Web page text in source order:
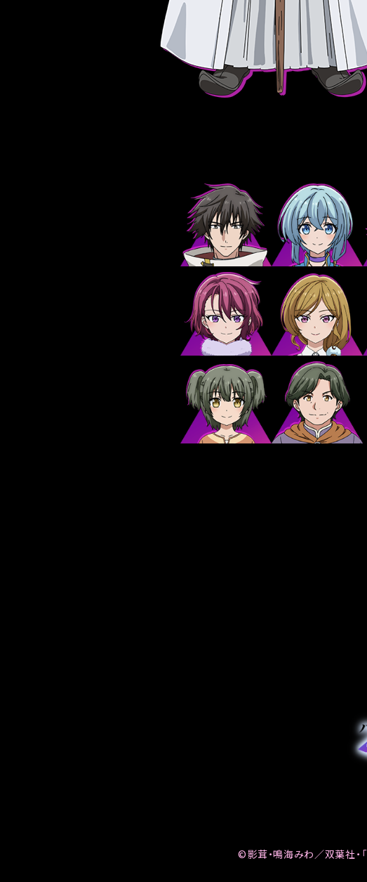
©影茸・鳴海みわ／双葉社